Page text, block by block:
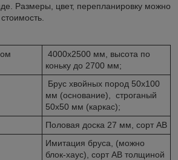
Размеры, цвет, перепланировку можно
4000х2500 мм, высота по
коньку до 2700 мм;
Брус хвойных пород 50х100
мм (основание), строганый
50х50 мм (каркас);
Половая доска 27 мм, сорт АВ
Имитация бруса, (можно
блок-хаус), сорт АВ толщиной